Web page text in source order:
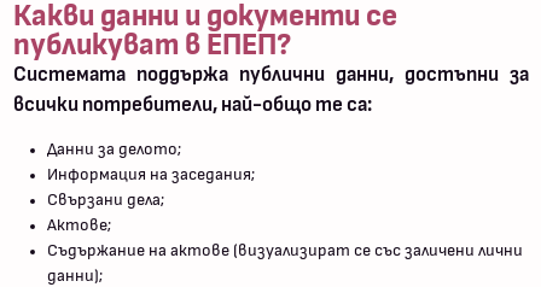
Какви данни и документи се
публикуват в ЕПЕП?
Системата поддържа публични данни, достъпни за
всички потребители, най-общо те са:
Данни за делото;
Информация на заседания;
Свързани дела;
Актове;
Съдържание на актове (визуализират се със заличени лични
данни);